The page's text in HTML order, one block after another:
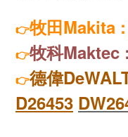
👉牧田Makita :
👉牧科Maktec :
👉德偉
D26453 DW